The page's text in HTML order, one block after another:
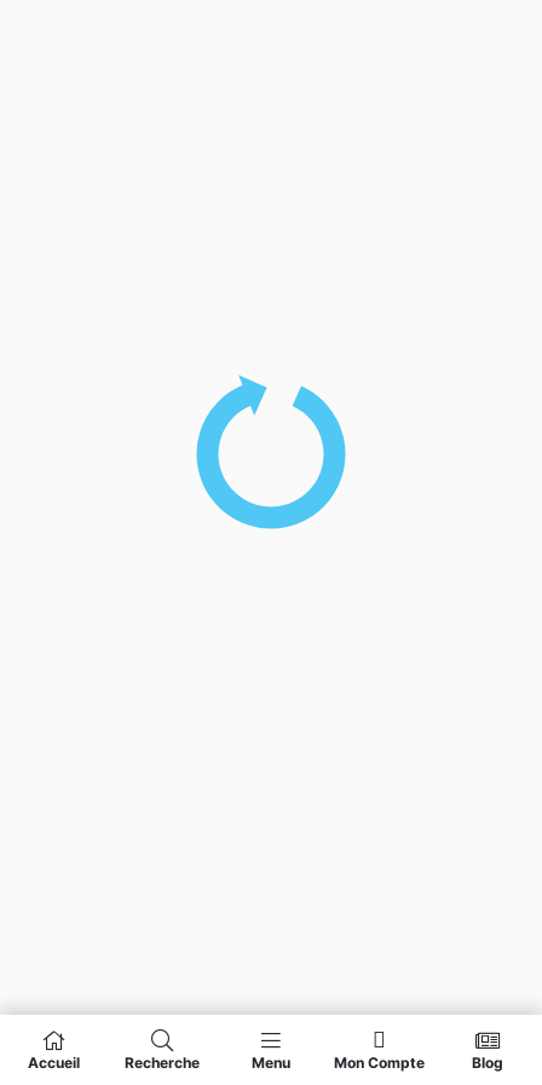
Accueil Recherche Menu Mon Compte Blog